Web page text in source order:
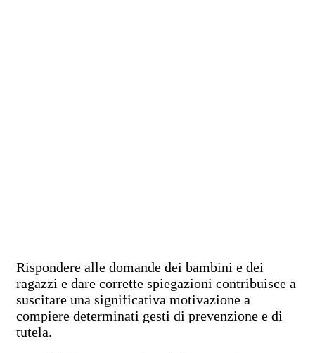
Rispondere alle domande dei bambini e dei
ragazzi e dare corrette spiegazioni contribuisce a
suscitare una significativa motivazione a
compiere determinati gesti di prevenzione e di
tutela.